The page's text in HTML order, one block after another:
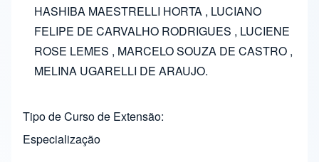
HASHIBA MAESTRELLI HORTA , LUCIANO
FELIPE DE CARVALHO RODRIGUES , LUCIENE
ROSE LEMES , MARCELO SOUZA DE CASTRO ,
MELINA UGARELLI DE ARAUJO.
Tipo de Curso de Extensão
Especialização